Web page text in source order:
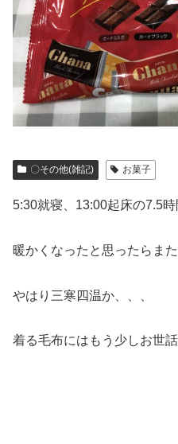
〇その他(雑記) お菓子
5:30就寝、13:00起床の7.5時
暖かくなったと思ったらまた
やはり三寒四温か、、、
着る毛布にはもう少しお世話